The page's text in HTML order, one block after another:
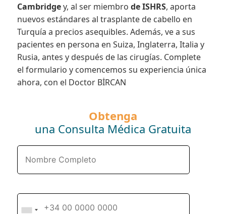
Cambridgey, al ser miembro de ISHRS, aporta
nuevos estándares al trasplante de cabello en
Turquía a precios asequibles. Además, ve a sus
pacientes en persona en Suiza, Inglaterra, Italia y
Rusia, antes y después de las cirugías. Complete
el formulario y comencemos su experiencia única
ahora, con el Doctor BİRCAN
Obtenga
una Consulta Médica Gratuita